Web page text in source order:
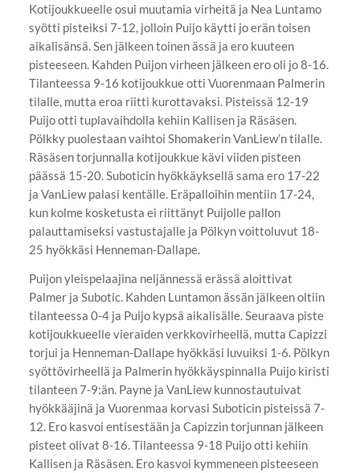
Kotijoukkueelle osui muutamia virheitä ja Nea Luntamo
syötti pisteiksi 7-12, jolloin Puijo käytti jo erän toisen
aikalisänsä. Sen jälkeen toinen ässä ja ero kuuteen
pisteeseen. Kahden Puijon virheen jälkeen ero oli jo 8-16.
Tilanteessa 9-16 kotijoukkue otti Vuorenmaan Palmerin
tilalle, mutta eroa riitti kurottavaksi. Pisteissä 12-19
Puijo otti tuplavaihdolla kehiin Kallisen ja Räsäsen.
Pölkky puolestaan vaihtoi Shomakerin VanLiew’n tilalle.
Räsäsen torjunnalla kotijoukkue kävi viiden pisteen
päässä 15-20. Suboticin hyökkäyksellä sama ero 17-22
ja VanLiew palasi kentälle. Eräpalloihin mentiin 17-24,
kun kolme kosketusta ei riittänyt Puijolle pallon
palauttamiseksi vastustajalle ja Pölkyn voittoluvut 18-
25 hyökkäsi Henneman-Dallape.
Puijon yleispelaajina neljännessä erässä aloittivat
Palmer ja Subotic. Kahden Luntamon ässän jälkeen oltiin
tilanteessa 0-4 ja Puijo kypsä aikalisälle. Seuraava piste
kotijoukkueelle vieraiden verkkovirheellä, mutta Capizzi
torjui ja Henneman-Dallape hyökkäsi luvuiksi 1-6. Pölkyn
syöttövirheellä ja Palmerin hyökkäyspinnalla Puijo kiristi
tilanteen 7-9:än. Payne ja VanLiew kunnostautuivat
hyökkääjinä ja Vuorenmaa korvasi Suboticin pisteissä 7-
12. Ero kasvoi entisestään ja Capizzin torjunnan jälkeen
pisteet olivat 8-16. Tilanteessa 9-18 Puijo otti kehiin
Kallisen ja Räsäsen. Ero kasvoi kymmeneen pisteeseen